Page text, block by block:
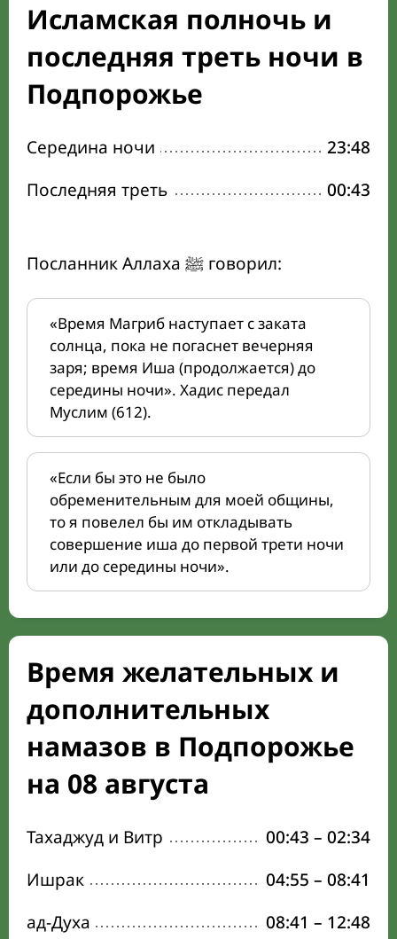
Исламская полночь и
последняя треть ночи в
Подпорожье
Середина ночи
23:48
Последняя треть
00:43
Посланник Аллаха ﷺ говорил:
«Время Магриб наступает с заката
солнца, пока не погаснет вечерняя
заря; время Иша (продолжается) до
середины ночи». Хадис передал
Муслим (612).
«Если бы это не было
обременительным для моей общины,
то я повелел бы им откладывать
совершение иша до первой трети ночи
или до середины ночи».
Время желательных и
дополнительных
намазов в Подпорожье
на 08 августа
Тахаджуд и Витр 00:43 – 02:34
Ишрак
04:55 – 08:41
ад-Духа
08:41 – 12:48